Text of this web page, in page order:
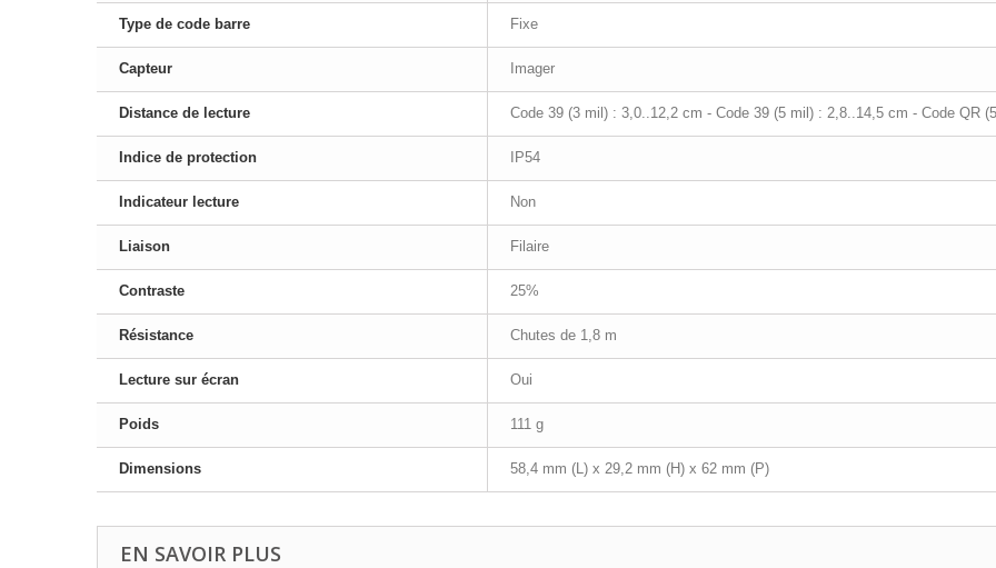
Type de code barre Fixe
Capteur Imager
Distance de lecture Code 39 (3 mil) : 3,0..12,2 cm - Code 39 (5 mil) : 2,8..14,5 cm - Code QR
Indice de protection IP54
Indicateur lecture Non
Liaison Filaire
Contraste 25%
Résistance Chutes de 1,8 m
Lecture sur écran Oui
Poids 111 g
Dimensions 58,4 mm (L) x 29,2 mm (H) x 62 mm (P)
EN SAVOIR PLUS